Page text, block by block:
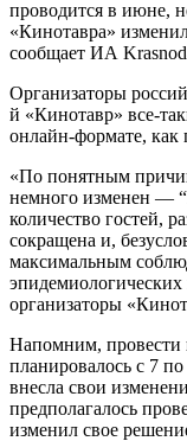
проводится в июне,
«Кинотавра»
сообщает ИА
Организаторы
й «Кинотавр» все-
онлайн-формате, как
«По понятным
немного изменен —
количество гостей,
сокращена и,
максимальным
организаторы
Напомним, провести
планировалось с 7
внесла свои
предполагалось
изменил свое